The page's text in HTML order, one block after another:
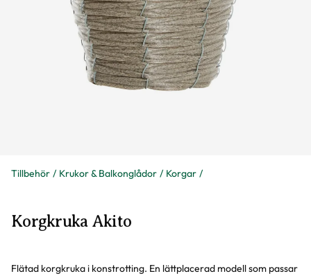
Tillbehör Krukor & Balkonglådor Korgar
Korgkruka Akito
Flätad korgkruka i konstrotting. En lättplacerad modell som passar